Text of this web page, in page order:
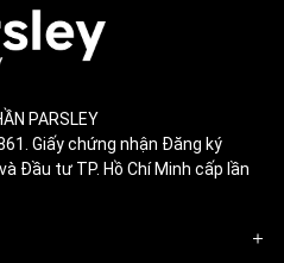
PARSLEY
Giấy chứng nhận Đăng ký
Đầu tư TP. Hồ Chí Minh cấp lần